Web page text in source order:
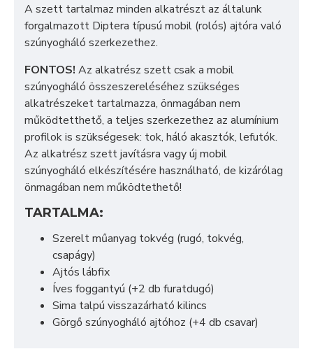
A szett tartalmaz minden alkatrészt az általunk
forgalmazott Diptera típusú mobil (rolós) ajtóra való
szúnyogháló szerkezethez.
FONTOS! Az alkatrész szett csak a mobil
szúnyogháló összeszereléséhez szükséges
alkatrészeket tartalmazza, önmagában nem
működtetthető, a teljes szerkezethez az alumínium
profilok is szükségesek: tok, háló akasztók, lefutók.
Az alkatrész szett javításra vagy új mobil
szúnyogháló elkészítésére használható, de kizárólag
önmagában nem működtethető!
TARTALMA:
Szerelt műanyag tokvég (rugó, tokvég,
csapágy)
Ajtós lábfix
Íves foggantyú (+2 db furatdugó)
Sima talpú visszazárható kilincs
Görgő szúnyogháló ajtóhoz (+4 db csavar)